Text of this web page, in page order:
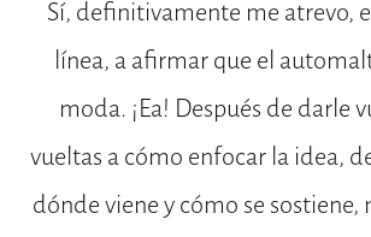
Sí, definitivamente me atrevo,
línea, a afirmar que el
moda. ¡Ea! Después de darle
vueltas a cómo enfocar la idea,
dónde viene y cómo se